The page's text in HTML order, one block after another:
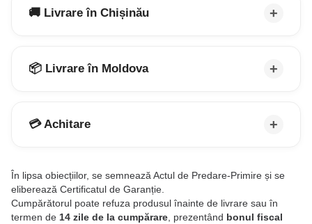
🚚 Livrare în Chișinău
📦 Livrare în Moldova
💳 Achitare
În lipsa obiecțiilor, se semnează Actul de Predare-Primire și se
eliberează Certificatul de Garanție.
Cumpărătorul poate refuza produsul înainte de livrare sau în
termen de 14 zile de la cumpărare , prezentând bonul fiscal